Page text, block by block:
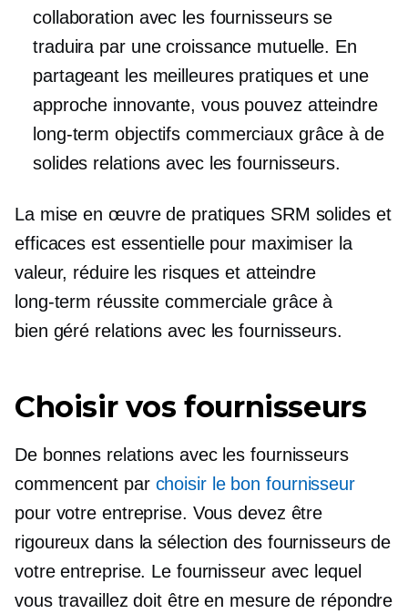
collaboration avec les fournisseurs se
traduira par une croissance mutuelle. En
partageant les meilleures pratiques et une
approche innovante, vous pouvez atteindre
long-term objectifs commerciaux grâce à de
solides relations avec les fournisseurs.
La mise en œuvre de pratiques SRM solides et
efficaces est essentielle pour maximiser la
valeur, réduire les risques et atteindre
long-term réussite commerciale grâce à
bien géré relations avec les fournisseurs.
Choisir vos fournisseurs
De bonnes relations avec les fournisseurs
commencent par choisir le bon fournisseur
pour votre entreprise. Vous devez être
rigoureux dans la sélection des fournisseurs de
votre entreprise. Le fournisseur avec lequel
vous travaillez doit être en mesure de répondre